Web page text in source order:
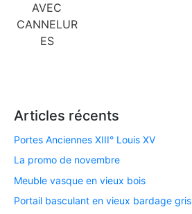
AVEC
CANNELUR
ES
Articles récents
Portes Anciennes XIII° Louis XV
La promo de novembre
Meuble vasque en vieux bois
Portail basculant en vieux bardage gris